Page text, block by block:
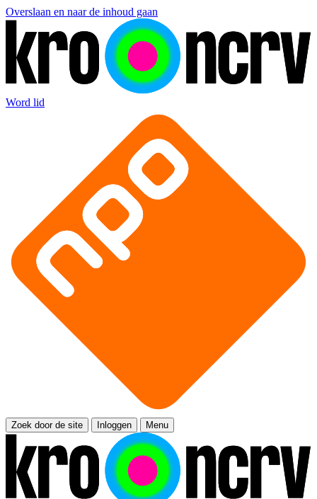
Overslaan en naar de inhoud gaan
Word lid
Zoek door de site Inloggen Menu